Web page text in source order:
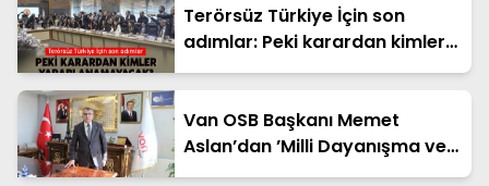
Terörsüz Türkiye İçin son
adımlar: Peki karardan kimler
yararlanamayacak?
Van OSB Başkanı Memet
Aslan’dan ’Milli Dayanışma ve
Toplumsal Bütünleşme’ kanun